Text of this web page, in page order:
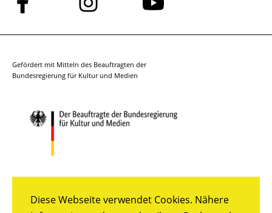
Diese Webseite verwendet Cookies. Nähere
uns
auf
uns
auf
auf
Gefördert mit Mitteln des Beauftragten der
Bundesregierung für Kultur und Medien